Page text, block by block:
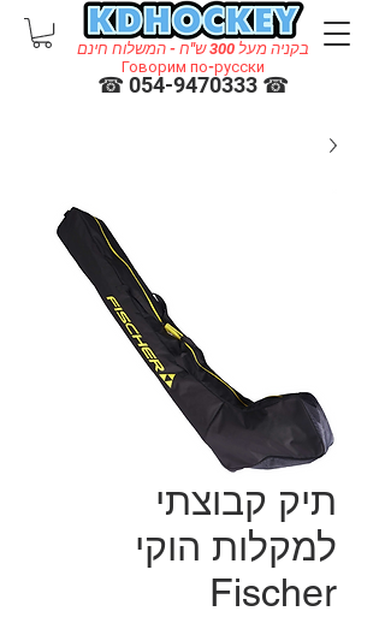
בקניה מעל 300 ש"ח - המשלוח חינם
☎ 054-9470333 ☎
תיק קבוצתי
למקלות הוקי
Fischer